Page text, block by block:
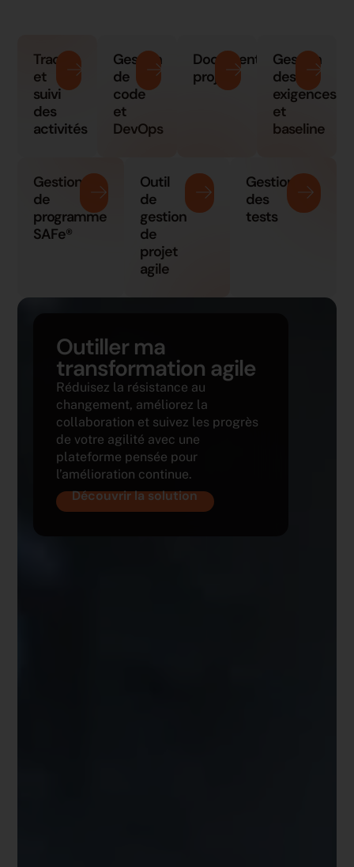
Gestion
de
programme
SAFe®
Outil
de
gestion
de
projet
agile
Gestion
des
tests
Tracker
et
suivi
des
activités
Gestion
de
code
et
DevOps
Documentation
projet
Gestion
des
exigences
et
baseline
Outiller ma
transformation agile
Réduisez la résistance au
changement, améliorez la
collaboration et suivez les progrès
de votre agilité avec une
plateforme pensée pour
l’amélioration continue.
Découvrir la solution